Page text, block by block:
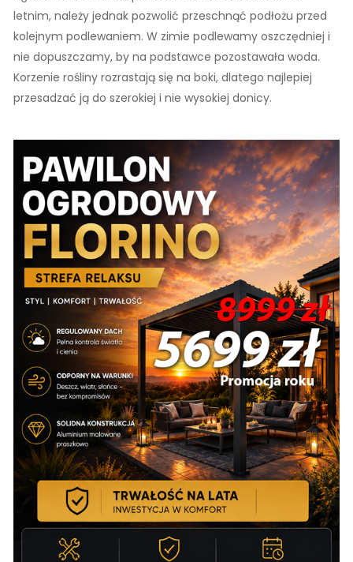
letnim, należy jednak pozwolić przeschnąć podłożu przed
kolejnym podlewaniem. W zimie podlewamy oszczędniej i
nie dopuszczamy, by na podstawce pozostawała woda.
Korzenie rośliny rozrastają się na boki, dlatego najlepiej
przesadzać ją do szerokiej i nie wysokiej donicy.